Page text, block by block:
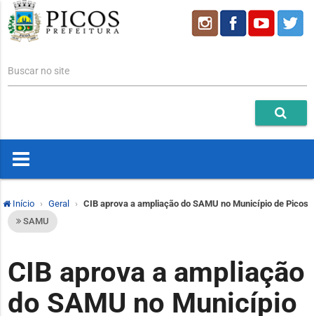
Buscar no site
Início Geral
CIB aprova a ampliação do SAMU no Município de Picos
SAMU
CIB aprova a ampliação
do SAMU no Município